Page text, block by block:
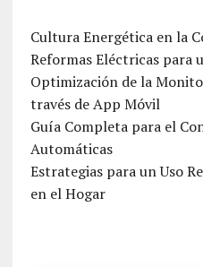
Cultura Energética en la
Reformas Eléctricas para
Optimización de la
través de App Móvil
Guía Completa para el
Automáticas
Estrategias para un Uso
en el Hogar